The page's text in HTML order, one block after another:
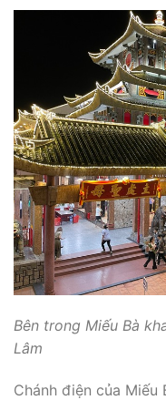
Bên trong Miếu Bà
Lâm
Chánh điện của